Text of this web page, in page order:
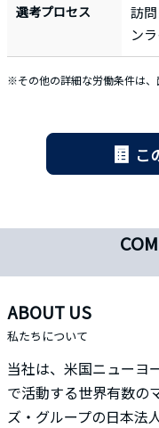
選考プロセス
訪
ン
※その他の詳細な労働条件は、
こ
ABOUT US
私たちについて
当社は、米国ニューヨ
で活動する世界有数の
ズ・グループの日本法